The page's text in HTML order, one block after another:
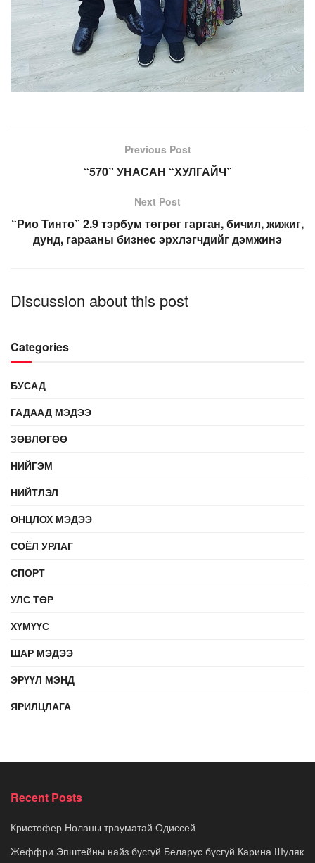
Previous Post
“570” УНАСАН “ХУЛГАЙЧ”
Next Post
“Рио Тинто” 2.9 тэрбум төгрөг гарган, бичил, жижиг,
дунд, гарааны бизнес эрхлэгчдийг дэмжинэ
Discussion about this post
Categories
БУСАД
ГАДААД МЭДЭЭ
ЗӨВЛӨГӨӨ
НИЙГЭМ
НИЙТЛЭЛ
ОНЦЛОХ МЭДЭЭ
СОЁЛ УРЛАГ
СПОРТ
УЛС ТӨР
ХҮМҮҮС
ШАР МЭДЭЭ
ЭРҮҮЛ МЭНД
ЯРИЛЦЛАГА
Recent Posts
Кристофер Ноланы трауматай Одиссей
Жеффри Эпштейны найз бүсгүй Беларус бүсгүй Карина Шуляк